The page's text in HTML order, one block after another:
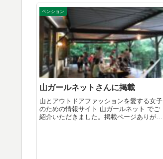
ペンション
山ガールネットさんに掲載
山とアウトドアファッションを愛する女子
のための情報サイト 山ガールネット でご
紹介いただきました。掲載ページありがと